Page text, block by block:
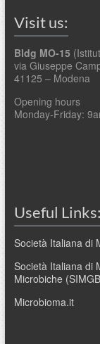
Visit us:
Bldg MO-15
via Giuseppe
41125 – Modena
Opening hours
Monday-Friday:
Useful Links:
Società Italiana di
Società Italiana di
Microbiche
Microbioma.it